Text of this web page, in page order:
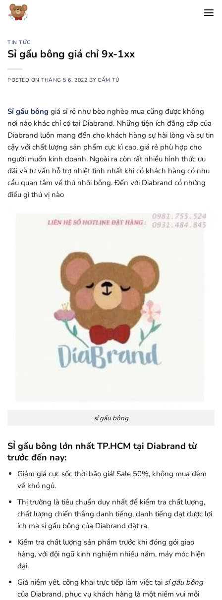
Chuyển
đến
dungTIN TỨC
Sỉ gấu bông giá chỉ 9x-1xx
POSTED ONTHÁNG 5 6, 2022 BYCẨM TÚ
Sỉ gấu bông giá sỉ rẻ như bèo nghèo mua cũng được không
nơi nào khác chỉ có tại Diabrand. Những tiện ích đẳng cấp của
Diabrand luôn mang đến cho khách hàng sự hài lòng và sự tin
cậy với chất lượng sản phẩm cực kì cao, giá rẻ phù hợp cho
người muốn kinh doanh. Ngoài ra còn rất nhiều hình thức ưu
đãi và tư vấn hỗ trợ nhiệt tình nhất khi có khách hàng có nhu
cầu quan tâm về thú nhồi bông. Đến với Diabrand có những
điều gì thú vị nào
sỉ gấu bông
SỈ gấu bông lớn nhất TP.HCM tại Diabrand từ
trước đến nay:
Giảm giá cực sốc thời bão giá! Sale 50%, không mua đêm
về khó ngủ.
Thị trường là tiêu chuẩn duy nhất để kiểm tra chất lượng,
chất lượng chiến thắng danh tiếng, danh tiếng đạt được lợi
ích mà sỉ gấu bông của Diabrand đặt ra.
Kiểm tra chất lượng sản phẩm trước khi đóng gói giao
hàng, với đội ngũ kinh nghiệm nhiều năm, máy móc hiện
đại.
Giá niêm yết, công khai trực tiếp làm việc tại sỉ gấu bông
của Diabrand, phục vụ khách hàng là một niềm vui mỗi